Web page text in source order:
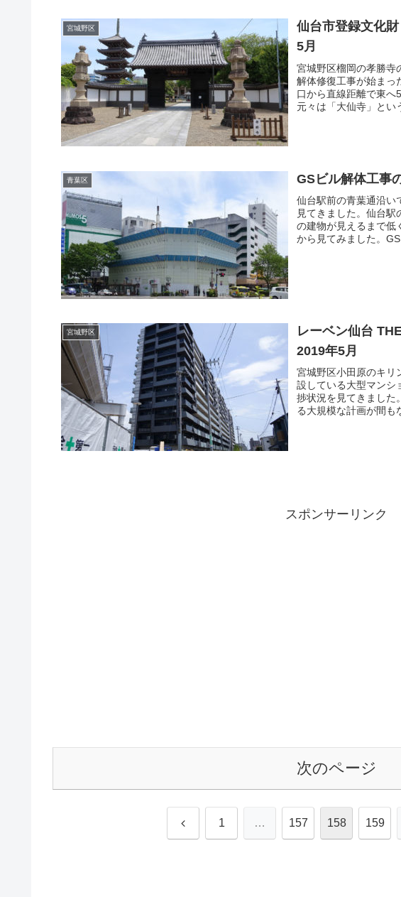
宮城野区
仙台市登録文化
5月
宮城野区榴岡の孝勝寺
解体修復工事が始まっ
口から直線距離で東へ
元々は「大仙寺」とい
青葉区 GSビル解体工事
仙台駅前の青葉通沿い
見てきました。仙台駅
の建物が見えるまで低
から見てみました。
宮城野区
レーベン仙台
2019年5月
宮城野区小田原のキリ
設している大型マンシ
捗状況を見てきました
る大規模な計画が間も
スポンサーリンク
次のページ
前 1 … 157 158 159